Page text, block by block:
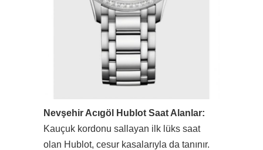
Nevşehir Acıgöl Hublot Saat Alanlar:
Kauçuk kordonu sallayan ilk lüks saat
olan Hublot, cesur kasalarıyla da tanınır.